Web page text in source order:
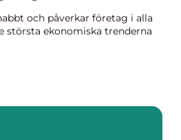
och påverkar företag i alla
största ekonomiska trenderna